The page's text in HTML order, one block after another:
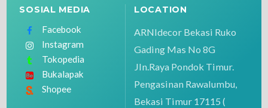
SOSIAL MEDIA
Facebook
Instagram
Tokopedia
Bukalapak
Shopee
LOCATION
ARNIdecor Bekasi Ruko
Gading Mas No 8G
Jln.Raya Pondok Timur.
Pengasinan Rawalumbu,
Bekasi Timur 17115 (